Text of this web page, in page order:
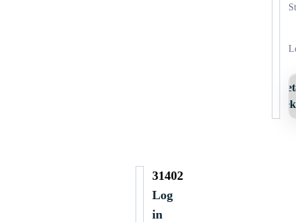
31402
Log
in